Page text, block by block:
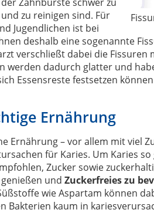
zu reinigen sind. Für
Jugendlichen ist bei
deshalb eine sogenannte
verschließt dabei die
werden dadurch glatter und
Essensreste festsetzen
Ernährung
Ernährung – vor allem mit viel
für Karies. Um Karies
Zucker sowie
und Zuckerfreies zu
wie Aspartam können
Bakterien kaum in